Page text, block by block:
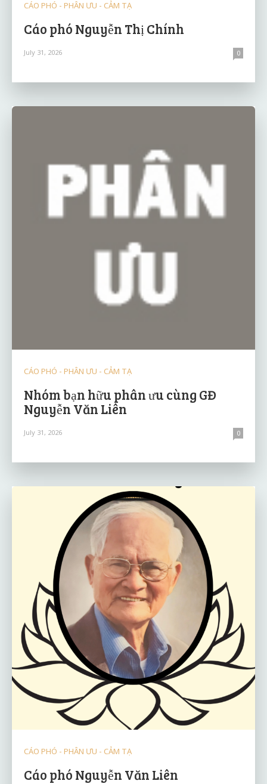
CÁO PHÓ - PHÂN ƯU - CẢM TẠ
Cáo phó Nguyễn Thị Chính
July 31, 2026 0
CÁO PHÓ - PHÂN ƯU - CẢM TẠ
Nhóm bạn hữu phân ưu cùng GĐ
Nguyễn Văn Liên
July 31, 2026 0
CÁO PHÓ - PHÂN ƯU - CẢM TẠ
Cáo phó Nguyễn Văn Liên